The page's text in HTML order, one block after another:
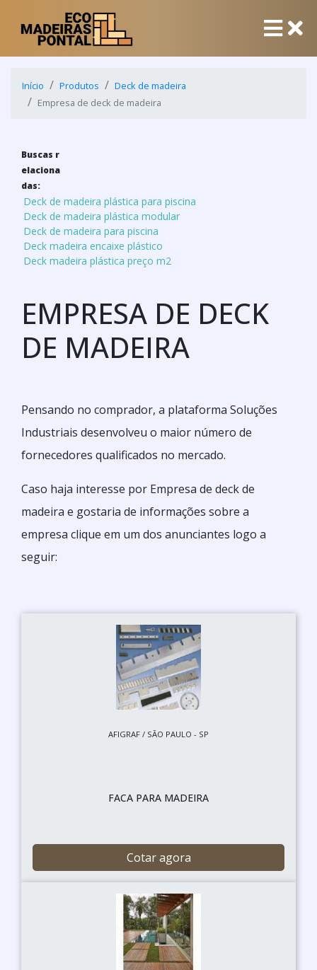
Início Produtos
Deck de madeira
Empresa de deck de madeira
Buscas r
elaciona
das:
Deck de madeira plástica para piscina
Deck de madeira plástica modular
Deck de madeira para piscina
Deck madeira encaixe plástico
Deck madeira plástica preço m2
EMPRESA DE DECK
DE MADEIRA
Pensando no comprador, a plataforma Soluções
Industriais desenvolveu o maior número de
fornecedores qualificados no mercado.
Caso haja interesse por Empresa de deck de
madeira e gostaria de informações sobre a
empresa clique em um dos anunciantes logo a
seguir:
AFIGRAF / SÃO PAULO - SP
FACA PARA MADEIRA
Cotar agora